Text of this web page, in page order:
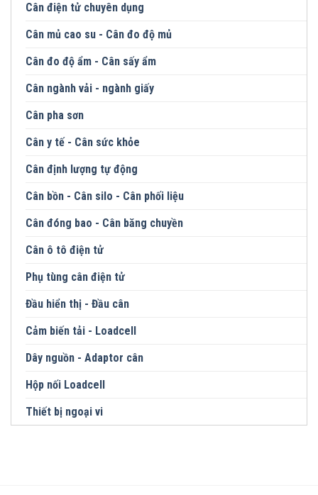
Cân điện tử chuyên dụng
Cân mủ cao su - Cân đo độ mủ
Cân đo độ ẩm - Cân sấy ẩm
Cân ngành vải - ngành giấy
Cân pha sơn
Cân y tế - Cân sức khỏe
Cân định lượng tự động
Cân bồn - Cân silo - Cân phối liệu
Cân đóng bao - Cân băng chuyền
Cân ô tô điện tử
Phụ tùng cân điện tử
Đầu hiển thị - Đầu cân
Cảm biến tải - Loadcell
Dây nguồn - Adaptor cân
Hộp nối Loadcell
Thiết bị ngoại vi